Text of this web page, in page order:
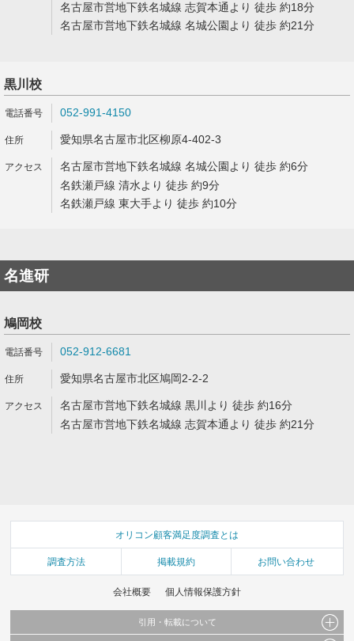
名古屋市営地下鉄名城線 志賀本通より 徒歩 約18分
名古屋市営地下鉄名城線 名城公園より 徒歩 約21分
黒川校
052-991-4150
愛知県名古屋市北区柳原4-402-3
名古屋市営地下鉄名城線 名城公園より 徒歩 約6分
名鉄瀬戸線 清水より 徒歩 約9分
名鉄瀬戸線 東大手より 徒歩 約10分
名進研
鳩岡校
052-912-6681
愛知県名古屋市北区鳩岡2-2-2
名古屋市営地下鉄名城線 黒川より 徒歩 約16分
名古屋市営地下鉄名城線 志賀本通より 徒歩 約21分
オリコン顧客満足度調査とは
調査方法 掲載規約 お問い合わせ
会社概要 個人情報保護方針
引用・転載について